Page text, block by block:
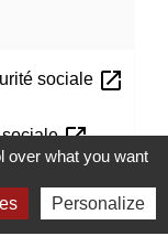
sociale open_in_new
socialeopen_in_new
cette page
over what you want
Personalize